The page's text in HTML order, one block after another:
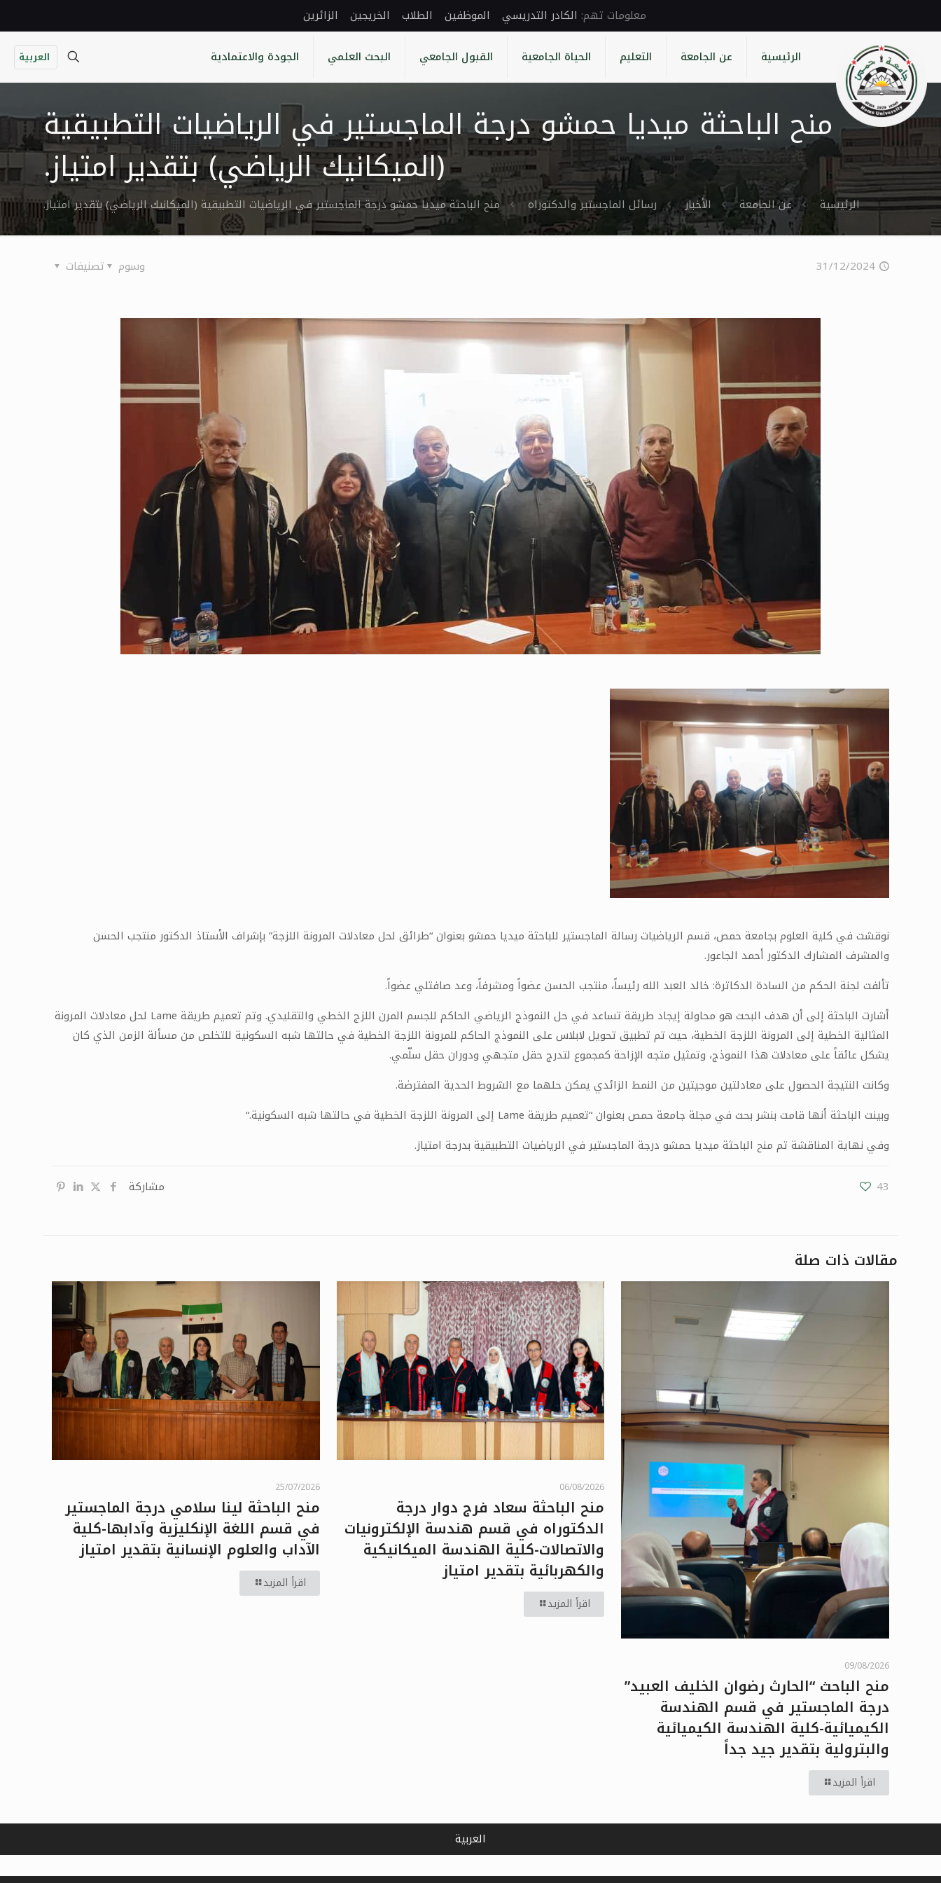
الكادر التدريسي الموظفين الطلاب الخريجين الزائرين
الرئيسية عن الجامعة التعليم الحياة الجامعية القبول الجامعي البحث العلمي الجودة والاعتمادية العربية
منح الباحثة ميديا حمشو درجة الماجستير في الرياضيات التطبيقية
(الميكانيك الرياضي) بتقدير امتياز.
الرئيسية عن الجامعة الأخبار رسائل الماجستير والدكتوراه منح الباحثة ميديا حمشو درجة الماجستير في الرياضيات التطبيقية (الميكانيك الرياضي) بتقدير امتياز.
31/12/2024 تصنيفات وسوم
نوقشت في كلية العلوم بجامعة حمص، قسم الرياضيات رسالة الماجستير للباحثة ميديا حمشو بعنوان “طرائق لحل معادلات المرونة اللزجة” بإشراف الأستاذ الدكتور منتجب الحسن
والمشرف المشارك الدكتور أحمد الجاعور.
تألفت لجنة الحكم من السادة الدكاترة: خالد العبد الله رئيساً، منتجب الحسن عضواً ومشرفاً، وعد صافتلي عضواً.
أشارت الباحثة إلى أن هدف البحث هو محاولة إيجاد طريقة تساعد في حل النموذج الرياضي الحاكم للجسم المرن اللزج الخطي والتقليدي. وتم تعميم طريقة Lame لحل معادلات المرونة
المثالية الخطية إلى المرونة اللزجة الخطية، حيث تم تطبيق تحويل لابلاس على النموذج الحاكم للمرونة اللزجة الخطية في حالتها شبه السكونية للتخلص من مسألة الزمن الذي كان
يشكل عائقاً على معادلات هذا النموذج، وتمثيل متجه الإزاحة كمجموع لتدرج حقل متجهي ودوران حقل سلّمي.
وكانت النتيجة الحصول على معادلتين موجيتين من النمط الزائدي يمكن حلهما مع الشروط الحدية المفترضة.
وبينت الباحثة أنها قامت بنشر بحث في مجلة جامعة حمص بعنوان “تعميم طريقة Lame إلى المرونة اللزجة الخطية في حالتها شبه السكونية“.
وفي نهاية المناقشة تم منح الباحثة ميديا حمشو درجة الماجستير في الرياضيات التطبيقية بدرجة امتياز.
مشاركة 43
مقالات ذات صلة
09/08/2026
منح الباحث “الحارث رضوان الخليف العبيد”
درجة الماجستير في قسم الهندسة
الكيميائية-كلية الهندسة الكيميائية
والبترولية بتقدير جيد جداً
اقرأ المزيد
06/08/2026
منح الباحثة سعاد فرج دوار درجة
الدكتوراه في قسم هندسة الإلكترونيات
والاتصالات-كلية الهندسة الميكانيكية
والكهربائية بتقدير امتياز
اقرأ المزيد
25/07/2026
منح الباحثة لينا سلامي درجة الماجستير
في قسم اللغة الإنكليزية وآدابها-كلية
الآداب والعلوم الإنسانية بتقدير امتياز
اقرأ المزيد
العربية